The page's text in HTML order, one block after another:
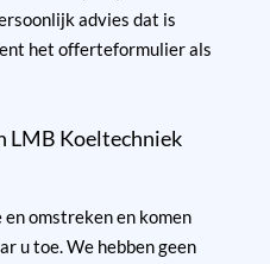
advies dat is
het offerteformulier als
LMB Koeltechniek
omstreken en komen
u toe. We hebben geen